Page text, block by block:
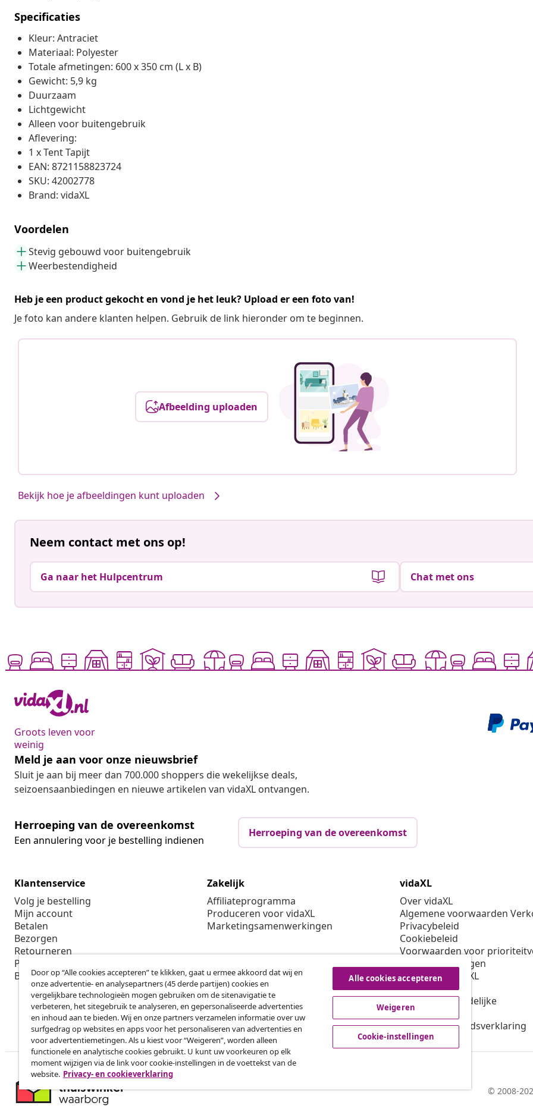
Specificaties
Kleur: Antraciet
Materiaal: Polyester
Totale afmetingen: 600 x 350 cm (L x B)
Gewicht: 5,9 kg
Duurzaam
Lichtgewicht
Alleen voor buitengebruik
Aflevering:
1 x Tent Tapijt
EAN: 8721158823724
SKU: 42002778
Brand: vidaXL
Voordelen
Stevig gebouwd voor buitengebruik
Weerbestendigheid
Heb je een product gekocht en vond je het leuk? Upload er een foto van!
Je foto kan andere klanten helpen. Gebruik de link hieronder om te beginnen.
Afbeelding uploaden
Bekijk hoe je afbeeldingen kunt uploaden
Neem contact met ons op!
Ga naar het Hulpcentrum Chat met ons
Groots leven voor
weinig
Meld je aan voor onze nieuwsbrief
Sluit je aan bij meer dan 700.000 shoppers die wekelijkse deals,
seizoensaanbiedingen en nieuwe artikelen van vidaXL ontvangen.
Herroeping van de overeenkomst
Een annulering voor je bestelling indienen
Herroeping van de overeenkomst
Klantenservice
Volg je bestelling
Mijn account
Betalen
Bezorgen
Retourneren
Productinformatie
Bestellen
Zakelijk
Affiliateprogramma
Produceren voor vidaXL
Marketingsamenwerkingen
vidaXL
Over vidaXL
Algemene voorwaarden
Privacybeleid
Cookiebeleid
Voorwaarden voor
Cookie-instellingen
Werken bij vidaXL
Veiligheid
EU verantwoordelijke
Beleid voor EPR
Toegankelijkheidsverklaring
© 2008-
Door op “Alle cookies accepteren” te klikken, gaat u ermee akkoord dat wij en
onze advertentie- en analysepartners (45 derde partijen) cookies en
vergelijkbare technologieën mogen gebruiken om de sitenavigatie te
verbeteren, het sitegebruik te analyseren, en gepersonaliseerde advertenties
en inhoud aan te bieden. Wij en onze partners verzamelen informatie over uw
surfgedrag op websites en apps voor het personaliseren van advertenties en
voor advertentiemetingen. Als u kiest voor “Weigeren”, worden alleen
functionele en analytische cookies gebruikt. U kunt uw voorkeuren op elk
moment wijzigen via de link voor cookie-instellingen in de voettekst van de
website. Privacy- en cookieverklaring
Alle cookies accepteren
Weigeren
Cookie-instellingen